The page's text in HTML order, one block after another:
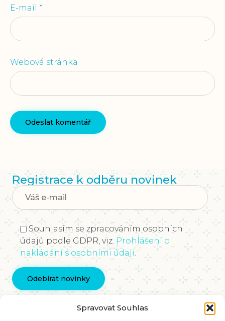
Spravovat Souhlas
E-mail *
Webová stránka
Registrace k odběru novinek
Souhlasím se zpracováním osobních
údajů podle GDPR, viz. Prohlášení o
nakládání s osobními údaji.
Kontaktujte nás
info@vychovakectnostem.cz